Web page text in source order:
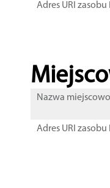
Adres URI zasobu
Nazwa
Adres URI zasobu